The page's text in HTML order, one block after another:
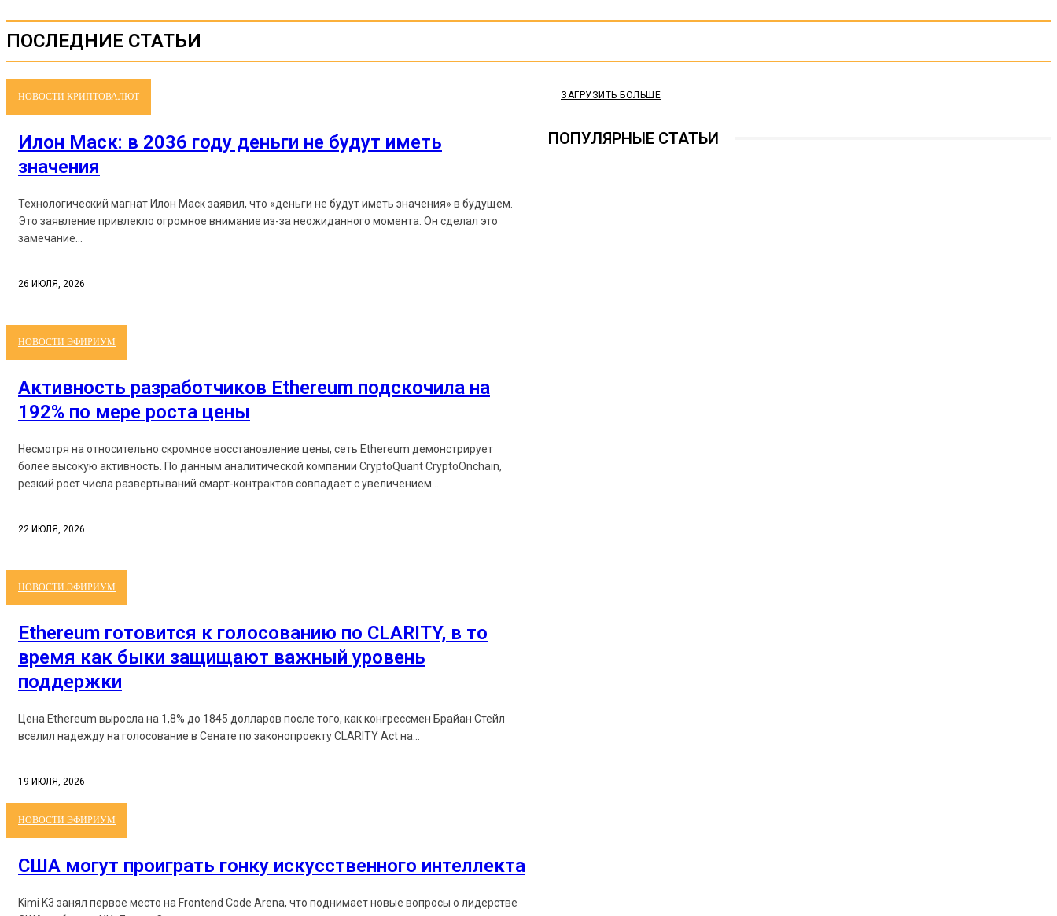
ПОСЛЕДНИЕ СТАТЬИ
НОВОСТИ КРИПТОВАЛЮТ
Илон Маск: в 2036 году деньги не будут иметь
значения
Технологический магнат Илон Маск заявил, что «деньги не будут иметь значения» в будущем.
Это заявление привлекло огромное внимание из-за неожиданного момента. Он сделал это
замечание...
26 ИЮЛЯ, 2026
НОВОСТИ ЭФИРИУМ
Активность разработчиков Ethereum подскочила на
192% по мере роста цены
Несмотря на относительно скромное восстановление цены, сеть Ethereum демонстрирует
более высокую активность. По данным аналитической компании CryptoQuant CryptoOnchain,
резкий рост числа развертываний смарт-контрактов совпадает с увеличением...
22 ИЮЛЯ, 2026
НОВОСТИ ЭФИРИУМ
Ethereum готовится к голосованию по CLARITY, в то
время как быки защищают важный уровень
поддержки
Цена Ethereum выросла на 1,8% до 1845 долларов после того, как конгрессмен Брайан Стейл
вселил надежду на голосование в Сенате по законопроекту CLARITY Act на...
19 ИЮЛЯ, 2026
НОВОСТИ ЭФИРИУМ
США могут проиграть гонку искусственного интеллекта
Kimi K3 занял первое место на Frontend Code Arena, что поднимает новые вопросы о лидерстве
ЗАГРУЗИТЬ БОЛЬШЕ
ПОПУЛЯРНЫЕ СТАТЬИ